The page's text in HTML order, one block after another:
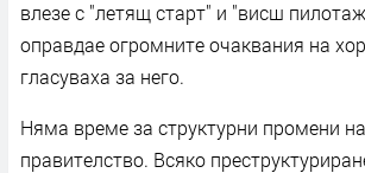
влезе с "летящ старт" и "висш
оправдае огромните очаквания на
гласуваха за него.
Няма време за структурни промени
правителство. Всяко